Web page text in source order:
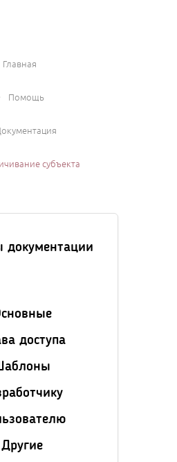
Главная
Помощь
субъекта
документации
доступа
Другие